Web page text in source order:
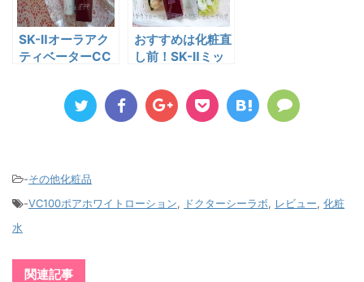
SK-Ⅱオーラアク
ティベーターCC
止めSPF50+／
PA++++！！
おすすめは化粧直
し前！SK-Ⅱミッ
エッセンス♪
-その他化粧品
-VC100ポアホワイトローション, ドクターシーラボ, レビュー, 化粧
水
関連記事